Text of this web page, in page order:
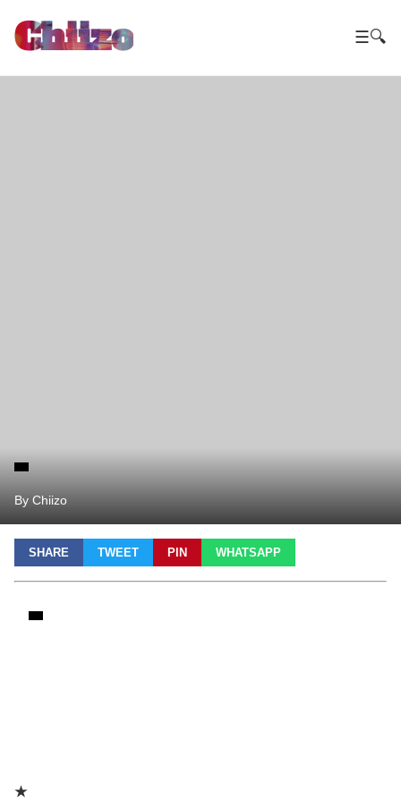
Chiizo ☰🔍
By Chiizo
SHARE TWEET PIN WHATSAPP
★